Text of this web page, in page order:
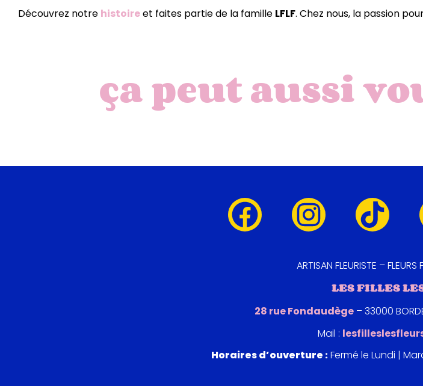
Découvrez notre histoireet faites partie de la famille LFLF. Chez nous, la passion
ça peut aussi
ARTISAN FLEURISTE – FLEURS
LES FILLES
28 rue Fondaudège– 33000
Mail :
Horaires d’ouverture :Fermé le Lundi |